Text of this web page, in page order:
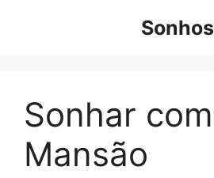
Sonhos
Sonhar com
Mansão